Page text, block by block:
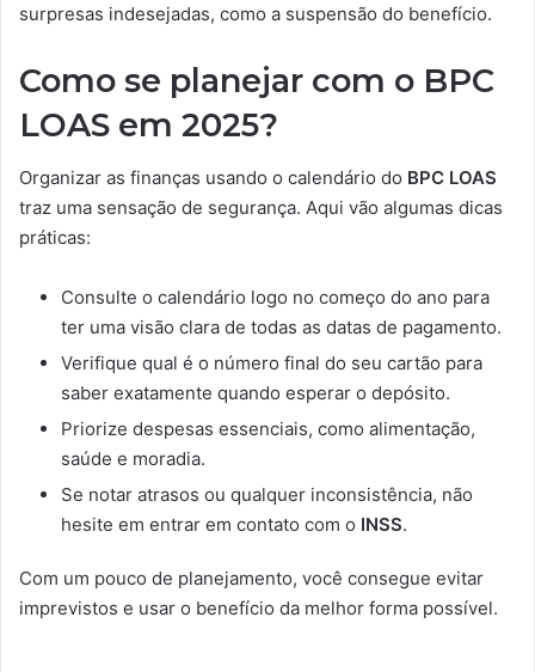
surpresas indesejadas, como a suspensão do benefício.
Como se planejar com o BPC
LOAS em 2025?
Organizar as finanças usando o calendário do BPC LOAS
traz uma sensação de segurança. Aqui vão algumas dicas
práticas:
Consulte o calendário logo no começo do ano para
ter uma visão clara de todas as datas de pagamento.
Verifique qual é o número final do seu cartão para
saber exatamente quando esperar o depósito.
Priorize despesas essenciais, como alimentação,
saúde e moradia.
Se notar atrasos ou qualquer inconsistência, não
hesite em entrar em contato com o INSS.
Com um pouco de planejamento, você consegue evitar
imprevistos e usar o benefício da melhor forma possível.